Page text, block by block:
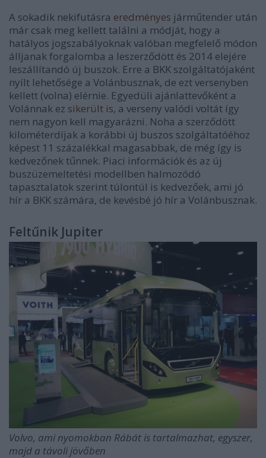
A sokadik nekifutásra eredményes járműtender után
már csak meg kellett találni a módját, hogy a
hatályos jogszabályoknak valóban megfelelő módon
álljanak forgalomba a leszerződött és 2014 elejére
leszállítandó új buszok. Erre a BKK szolgáltatójaként
nyílt lehetősége a Volánbusznak, de ezt versenyben
kellett (volna) elérnie. Egyedüli ajánlattevőként a
Volánnak ez sikerült is, a verseny valódi voltát így
nem nagyon kell magyarázni. Noha a szerződött
kilométerdíjak a korábbi új buszos szolgáltatóéhoz
képest 11 százalékkal magasabbak, de még így is
kedvezőnek tűnnek. Piaci információk és az új
buszüzemeltetési modellben halmozódó
tapasztalatok szerint túlontúl is kedvezőek, ami jó
hír a BKK számára, de kevésbé jó hír a Volánbusznak.
Feltűnik Jupiter
Volvo, ami nyomokban Rábát is tartalmazhat, egyszer,
majd a távoli jövőben